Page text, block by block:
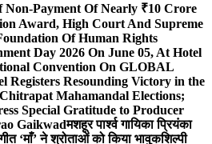
Non-Payment Of Nearly ₹10 Crore
Award, High Court And Supreme
Of Human Rights
Day 2026 On June 05, At Hotel
Convention On GLOBAL
Registers Resounding Victory in the
Mahamandal Elections;
Special Gratitude to Producer
Gaikwadमशहूर पार्श्व गायिका प्रियंका
‘माँ’ ने श्रोताओं को किया भावुकशिल्पी